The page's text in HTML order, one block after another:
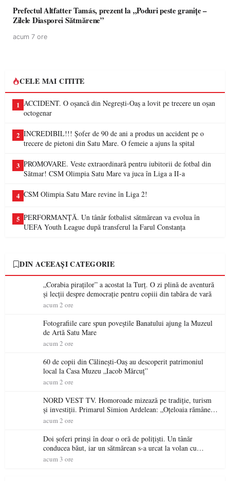
Prefectul Altfatter Tamás, prezent la „Poduri peste granițe –
Zilele Diasporei Sătmărene”
acum 7 ore
CELE MAI CITITE
1 ACCIDENT. O oșancă din Negrești-Oaș a lovit pe trecere un oșan
octogenar
2 INCREDIBIL!!! Șofer de 90 de ani a produs un accident pe o
trecere de pietoni din Satu Mare. O femeie a ajuns la spital
3 PROMOVARE. Veste extraordinară pentru iubitorii de fotbal din
Sătmar! CSM Olimpia Satu Mare va juca în Liga a II-a
4 CSM Olimpia Satu Mare revine în Liga 2!
5 PERFORMANȚĂ. Un tânăr fotbalist sătmărean va evolua în
UEFA Youth League după transferul la Farul Constanța
DIN ACEEAȘI CATEGORIE
„Corabia piraților” a acostat la Turț. O zi plină de aventură
și lecții despre democrație pentru copiii din tabăra de vară
acum 2 ore
Fotografiile care spun poveștile Banatului ajung la Muzeul
de Artă Satu Mare
acum 2 ore
60 de copii din Călinești-Oaș au descoperit patrimoniul
local la Casa Muzeu „Iacob Mărcuț”
acum 2 ore
NORD VEST TV. Homoroade mizează pe tradiție, turism
și investiții. Primarul Simion Ardelean: „Oțeloaia rămâne
un brand al Codrului”
acum 2 ore
Doi șoferi prinși în doar o oră de polițiști. Un tânăr
conducea băut, iar un sătmărean s-a urcat la volan cu
permisul suspendat
acum 3 ore